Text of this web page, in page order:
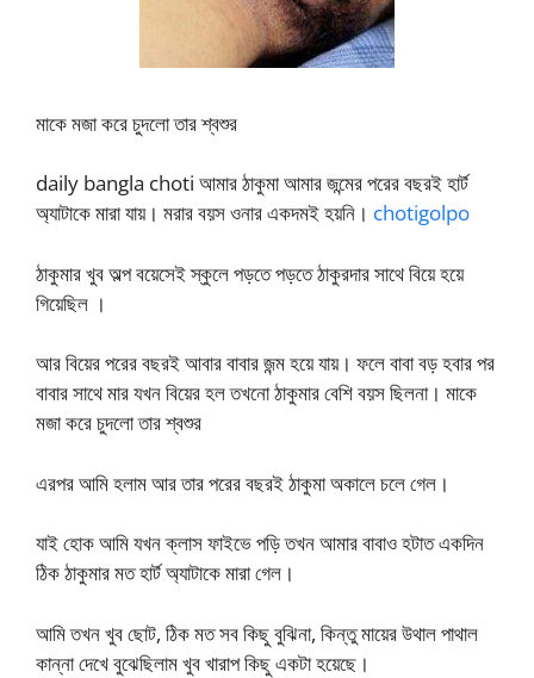
মাকে মজা করে চুদলো তার শ্বশুর
daily bangla choti আমার ঠাকুমা আমার জন্মের পরের বছরই হার্ট
অ্যাটাকে মারা যায়। মরার বয়স ওনার একদমই হয়নি। chotigolpo
ঠাকুমার খুব অল্প বয়েসেই স্কুলে পড়তে পড়তে ঠাকুরদার সাথে বিয়ে হয়ে
গিয়েছিল ।
আর বিয়ের পরের বছরই আবার বাবার জন্ম হয়ে যায়। ফলে বাবা বড় হবার পর
বাবার সাথে মার যখন বিয়ের হল তখনো ঠাকুমার বেশি বয়স ছিলনা। মাকে
মজা করে চুদলো তার শ্বশুর
এরপর আমি হলাম আর তার পরের বছরই ঠাকুমা অকালে চলে গেল।
যাই হোক আমি যখন ক্লাস ফাইভে পড়ি তখন আমার বাবাও হটাত একদিন
ঠিক ঠাকুমার মত হার্ট অ্যাটাকে মারা গেল।
আমি তখন খুব ছোট, ঠিক মত সব কিছু বুঝিনা, কিন্তু মায়ের উথাল পাথাল
কান্না দেখে বুঝেছিলাম খুব খারাপ কিছু একটা হয়েছে।